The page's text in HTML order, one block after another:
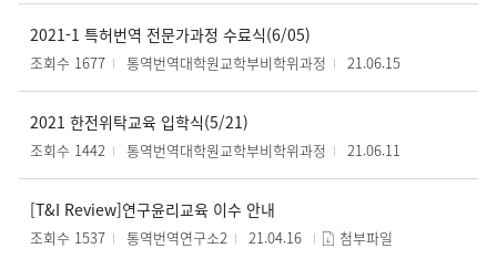
2021-1 특허번역 전문가과정 수료식(6/05)
조회수 1677 통역번역대학원교학부비학위과정 21.06.15
2021 한전위탁교육 입학식(5/21)
조회수 1442 통역번역대학원교학부비학위과정 21.06.11
[T&I Review]연구윤리교육 이수 안내
조회수 1537 통역번역연구소2 21.04.16 첨부파일